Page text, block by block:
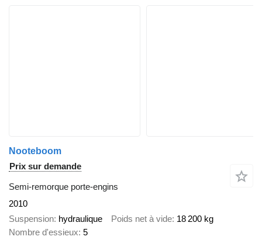
Nooteboom
Prix sur demande
Semi-remorque porte-engins
2010
Suspension hydraulique Poids net à vide 18 200 kg
Nombre d'essieux 5